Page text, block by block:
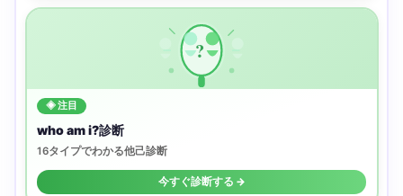
?
◈ 注目
who am i?診断
16タイプでわかる他己診断
今すぐ診断する →